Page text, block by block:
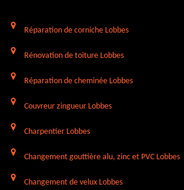
Réparation de corniche Lobbes
Rénovation de toiture Lobbes
Réparation de cheminée Lobbes
Couvreur zingueur Lobbes
Charpentier Lobbes
Changement gouttière alu, zinc et PVC Lobbes
Changement de velux Lobbes